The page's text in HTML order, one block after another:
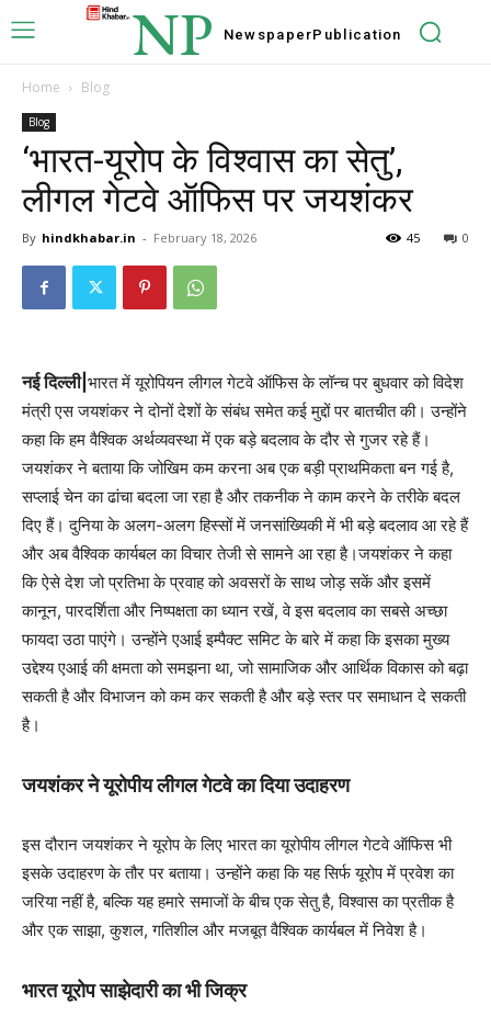
NP NewspaperPublication
Home Blog
Blog
‘भारत-यूरोप के विश्वास का सेतु’,
लीगल गेटवे ऑफिस पर जयशंकर
By hindkhabar.in - February 18, 2026 0
45
नई दिल्ली| भारत में यूरोपियन लीगल गेटवे ऑफिस के लॉन्च पर बुधवार को विदेश
मंत्री एस जयशंकर ने दोनों देशों के संबंध समेत कई मुद्दों पर बातचीत की। उन्होंने
कहा कि हम वैश्विक अर्थव्यवस्था में एक बड़े बदलाव के दौर से गुजर रहे हैं।
जयशंकर ने बताया कि जोखिम कम करना अब एक बड़ी प्राथमिकता बन गई है,
सप्लाई चेन का ढांचा बदला जा रहा है और तकनीक ने काम करने के तरीके बदल
दिए हैं। दुनिया के अलग-अलग हिस्सों में जनसांख्यिकी में भी बड़े बदलाव आ रहे हैं
और अब वैश्विक कार्यबल का विचार तेजी से सामने आ रहा है।जयशंकर ने कहा
कि ऐसे देश जो प्रतिभा के प्रवाह को अवसरों के साथ जोड़ सकें और इसमें
कानून, पारदर्शिता और निष्पक्षता का ध्यान रखें, वे इस बदलाव का सबसे अच्छा
फायदा उठा पाएंगे। उन्होंने एआई इम्पैक्ट समिट के बारे में कहा कि इसका मुख्य
उद्देश्य एआई की क्षमता को समझना था, जो सामाजिक और आर्थिक विकास को बढ़ा
सकती है और विभाजन को कम कर सकती है और बड़े स्तर पर समाधान दे सकती
है।
जयशंकर ने यूरोपीय लीगल गेटवे का दिया उदाहरण
इस दौरान जयशंकर ने यूरोप के लिए भारत का यूरोपीय लीगल गेटवे ऑफिस भी
इसके उदाहरण के तौर पर बताया। उन्होंने कहा कि यह सिर्फ यूरोप में प्रवेश का
जरिया नहीं है, बल्कि यह हमारे समाजों के बीच एक सेतु है, विश्वास का प्रतीक है
और एक साझा, कुशल, गतिशील और मजबूत वैश्विक कार्यबल में निवेश है।
भारत यूरोप साझेदारी का भी जिक्र